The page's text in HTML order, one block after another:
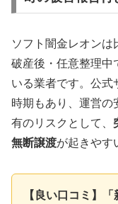
ソフト闇金レオンは
破産後・任意整理中
いる業者です。公式
時期もあり、運営の
有のリスクとして、
無断譲渡が起きやす
【良い口コミ】